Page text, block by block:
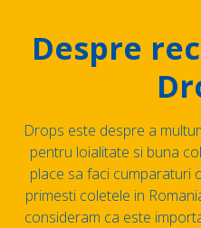
Despre
Drops este despre a
pentru loialitate si buna
place sa faci cumparaturi
primesti coletele in
consideram ca este